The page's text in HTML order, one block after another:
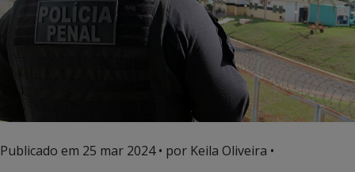
Publicado em 25 mar 2024• por Keila Oliveira •